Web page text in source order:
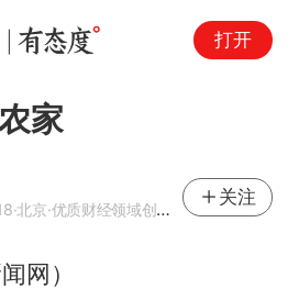
打开
家
·北京·优质财经领域创作者
关注
网）